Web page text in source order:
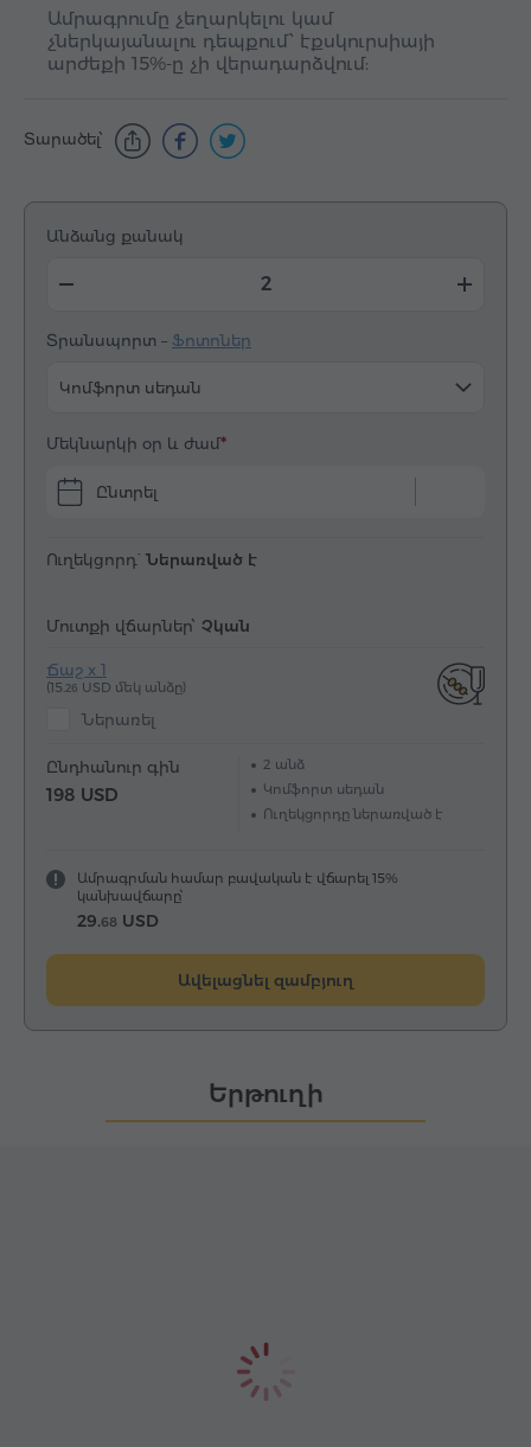
Ամրագրումը չեղարկելու կամ
չներկայանալու դեպքում՝ էքսկուրսիայի
արժեքի 15%-ը չի վերադարձվում:
Տարածել՝
Անձանց քանակ
Տրանսպորտ – Ֆոտոներ
Կոմֆորտ սեդան
Մեկնարկի օր և ժամ
Ընտրել
Ուղեկցորդ` Ներառված է
Մուտքի վճարներ՝ Չկան
Ճաշ x 1
(15.26 USD մեկ անձը)
Ներառել
Ընդհանուր գին
198 USD
2 անձ
Կոմֆորտ սեդան
Ուղեկցորդը ներառված է
Ամրագրման համար բավական է վճարել 15%
կանխավճարը՝
29.68 USD
Ավելացնել զամբյուղ
Երթուղի